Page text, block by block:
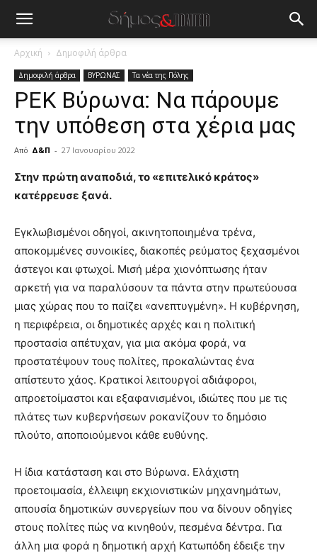
Αρχική Δημοφιλή άρθρα
Δημοφιλή άρθρα ΒΥΡΩΝΑΣ Τα νέα της Πόλης
ΡΕΚ Βύρωνα: Να πάρουμε
την υπόθεση στα χέρια μας
Από Δ&Π - 27 Ιανουαρίου 2022
blonde
lesbians
cam
show.desi
xxx
lyons
teaches
you
the
of
pain.
pornhun
hd
porn
Στην πρώτη αναποδιά, το «επιτελικό κράτος»
κατέρρευσε ξανά.
Εγκλωβισμένοι οδηγοί, ακινητοποιημένα τρένα,
αποκομμένες συνοικίες, διακοπές ρεύματος ξεχασμένοι
άστεγοι και φτωχοί. Μισή μέρα χιονόπτωσης ήταν
αρκετή για να παραλύσουν τα πάντα στην πρωτεύουσα
μιας χώρας που το παίζει «ανεπτυγμένη». Η κυβέρνηση,
η περιφέρεια, οι δημοτικές αρχές και η πολιτική
προστασία απέτυχαν, για μια ακόμα φορά, να
προστατέψουν τους πολίτες, προκαλώντας ένα
απίστευτο χάος. Κρατικοί λειτουργοί αδιάφοροι,
απροετοίμαστοι και εξαφανισμένοι, ιδιώτες που με τις
πλάτες των κυβερνήσεων ροκανίζουν το δημόσιο
πλούτο, αποποιούμενοι κάθε ευθύνης.
Η ίδια κατάσταση και στο Βύρωνα. Ελάχιστη
προετοιμασία, έλλειψη εκχιονιστικών μηχανημάτων,
απουσία δημοτικών συνεργείων που να δίνουν οδηγίες
στους πολίτες πώς να κινηθούν, πεσμένα δέντρα. Για
άλλη μια φορά η δημοτική αρχή Κατωπόδη έδειξε την